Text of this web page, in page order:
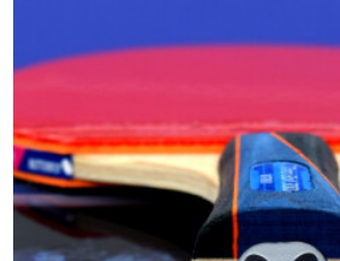
プロシュートする。